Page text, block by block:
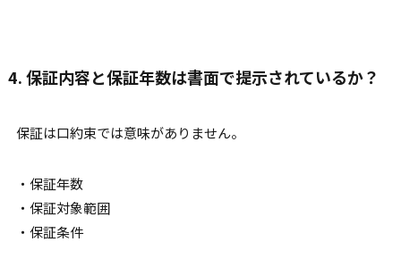
4. 保証内容と保証年数は書面で提示されているか？
保証は口約束では意味がありません。
・保証年数
・保証対象範囲
・保証条件